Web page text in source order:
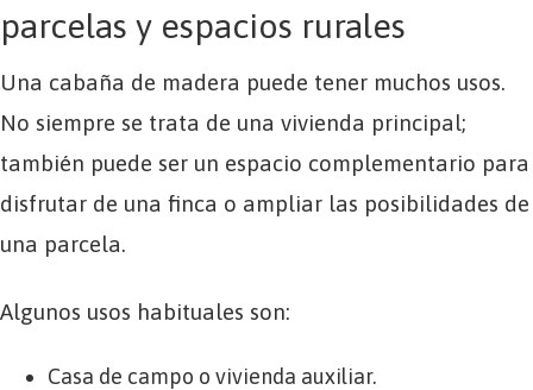
parcelas y espacios rurales
Una cabaña de madera puede tener muchos usos.
No siempre se trata de una vivienda principal;
también puede ser un espacio complementario para
disfrutar de una finca o ampliar las posibilidades de
una parcela.
Algunos usos habituales son:
Casa de campo o vivienda auxiliar.